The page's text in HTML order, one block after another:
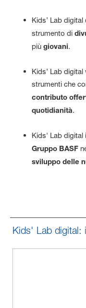
Kids’ Lab
strumento di
piùgiovani.
Kids’ Lab
strumenti che
contributo
quotidianità.
Kids' Lab digital
Gruppo BASF
sviluppo delle
Kids' Lab digital: